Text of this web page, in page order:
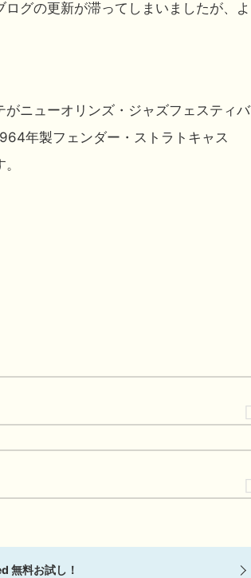
グの更新が滞ってしまいましたが、よ
ニューオリンズ・ジャズフェスティバ
年製フェンダー・ストラトキャス
無料お試し！